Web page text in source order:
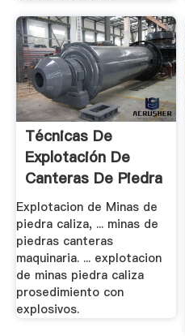
Técnicas De
Explotación De
Canteras De Piedra
Explotacion de Minas de
piedra caliza, ... minas de
piedras canteras
maquinaria. ... explotacion
de minas piedra caliza
prosedimiento con
explosivos.